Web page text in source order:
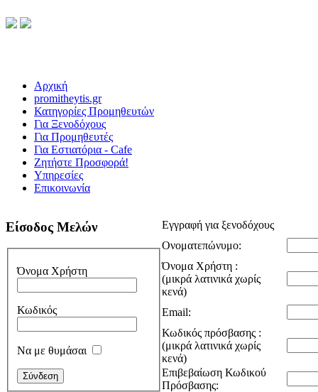
Αρχική
promitheytis.gr
Κατηγορίες Προμηθευτών
Για Ξενοδόχους
Για Προμηθευτές
Για Εστιατόρια - Cafe
Ζητήστε Προσφορά!
Υπηρεσίες
Επικοινωνία
Είσοδος Μελών
Όνομα Χρήστη
Κωδικός
Να με θυμάσαι
Εγγραφή για ξενοδόχους
Ονοματεπώνυμο:
Όνομα Χρήστη :
(μικρά λατινικά χωρίς
κενά)
Email:
Κωδικός πρόσβασης :
(μικρά λατινικά χωρίς
κενά)
Επιβεβαίωση Κωδικού
Πρόσβασης: